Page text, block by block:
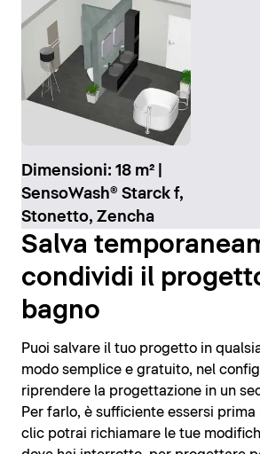
Dimensioni: 18 m² |
SensoWash® Starck f,
Stonetto, Zencha
Salva
condividi il
bagno
Puoi salvare il tuo progetto in
modo semplice e gratuito, nel
riprendere la progettazione in un
Per farlo, è sufficiente essersi
clic potrai richiamare le tue